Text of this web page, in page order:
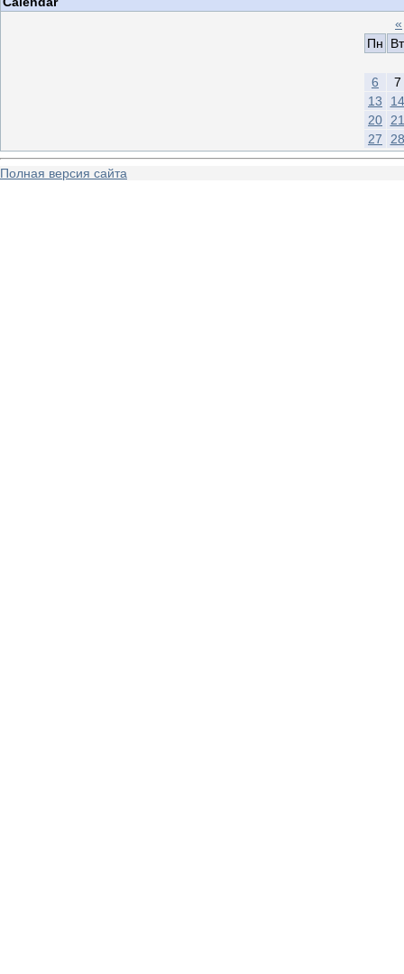
«
Пн
Вт
6
7
13
14
20
21
27
28
Полная версия сайта